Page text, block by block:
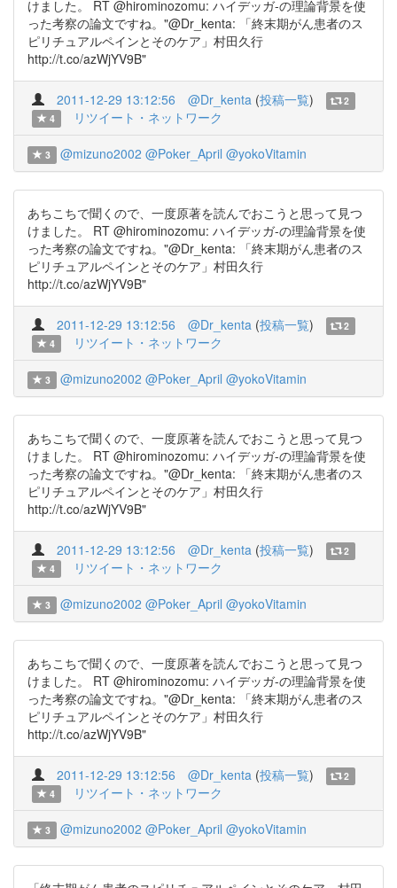
けました。 RT @hirominozomu: ハイデッガ-の理論背景を使
った考察の論文ですね。"@Dr_kenta: 「終末期がん患者のス
ピリチュアルペインとそのケア」村田久行
http://t.co/azWjYV9B"
2011-12-29 13:12:56 @Dr_kenta (投稿一覧)
2
4
リツイート・ネットワーク
3 @mizuno2002 @Poker_April @yokoVitamin
あちこちで聞くので、一度原著を読んでおこうと思って見つ
けました。 RT @hirominozomu: ハイデッガ-の理論背景を使
った考察の論文ですね。"@Dr_kenta: 「終末期がん患者のス
ピリチュアルペインとそのケア」村田久行
http://t.co/azWjYV9B"
2011-12-29 13:12:56 @Dr_kenta (投稿一覧)
2
4
リツイート・ネットワーク
3 @mizuno2002 @Poker_April @yokoVitamin
あちこちで聞くので、一度原著を読んでおこうと思って見つ
けました。 RT @hirominozomu: ハイデッガ-の理論背景を使
った考察の論文ですね。"@Dr_kenta: 「終末期がん患者のス
ピリチュアルペインとそのケア」村田久行
http://t.co/azWjYV9B"
2011-12-29 13:12:56 @Dr_kenta (投稿一覧)
2
4
リツイート・ネットワーク
3 @mizuno2002 @Poker_April @yokoVitamin
あちこちで聞くので、一度原著を読んでおこうと思って見つ
けました。 RT @hirominozomu: ハイデッガ-の理論背景を使
った考察の論文ですね。"@Dr_kenta: 「終末期がん患者のス
ピリチュアルペインとそのケア」村田久行
http://t.co/azWjYV9B"
2011-12-29 13:12:56 @Dr_kenta (投稿一覧)
2
4
リツイート・ネットワーク
3 @mizuno2002 @Poker_April @yokoVitamin